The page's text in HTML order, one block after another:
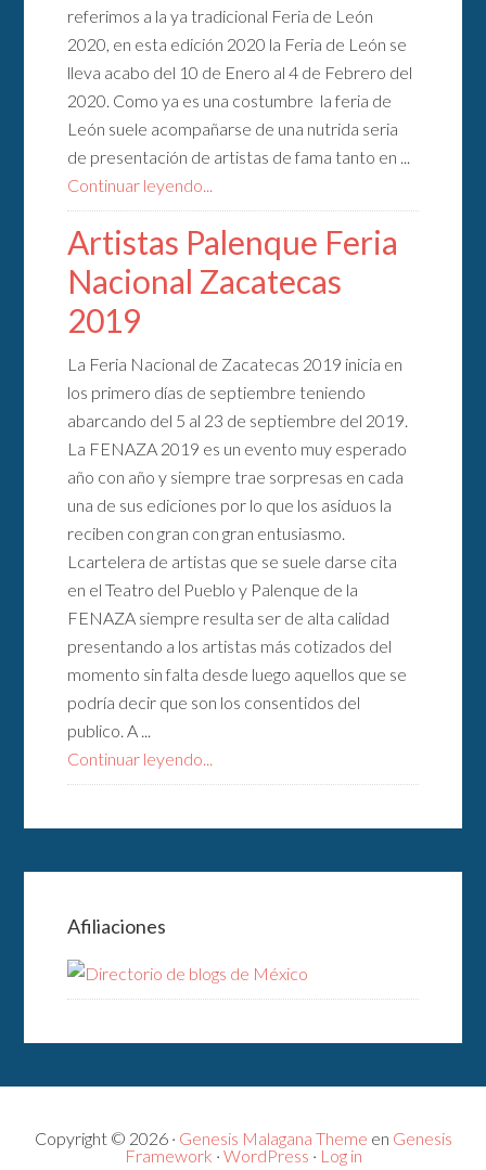
referimos a la ya tradicional Feria de León
2020, en esta edición 2020 la Feria de León se
lleva acabo del 10 de Enero al 4 de Febrero del
2020. Como ya es una costumbre la feria de
León suele acompañarse de una nutrida seria
de presentación de artistas de fama tanto en ...
Continuar leyendo...
Artistas Palenque Feria
Nacional Zacatecas
2019
La Feria Nacional de Zacatecas 2019 inicia en
los primero días de septiembre teniendo
abarcando del 5 al 23 de septiembre del 2019.
La FENAZA 2019 es un evento muy esperado
año con año y siempre trae sorpresas en cada
una de sus ediciones por lo que los asiduos la
reciben con gran con gran entusiasmo.
Lcartelera de artistas que se suele darse cita
en el Teatro del Pueblo y Palenque de la
FENAZA siempre resulta ser de alta calidad
presentando a los artistas más cotizados del
momento sin falta desde luego aquellos que se
podría decir que son los consentidos del
publico. A ...
Continuar leyendo...
Afiliaciones
Copyright © 2026 · Genesis Malagana Theme en Genesis
Framework · WordPress · Log in